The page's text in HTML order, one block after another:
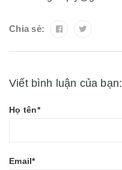
Chia sẻ:
Viết bình luận của bạn:
Họ tên*
Email*